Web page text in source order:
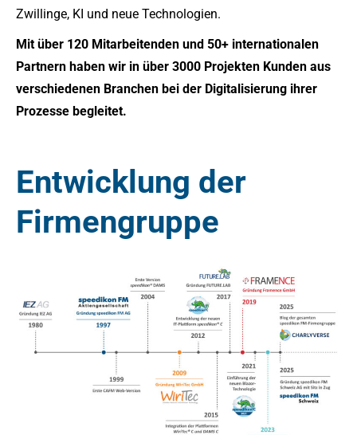
Zwillinge, KI und neue Technologien.
Mit über 120 Mitarbeitenden und 50+ internationalen
Partnern haben wir in über 3000 Projekten Kunden aus
verschiedenen Branchen bei der Digitalisierung ihrer
Prozesse begleitet.
Entwicklung der
Firmengruppe